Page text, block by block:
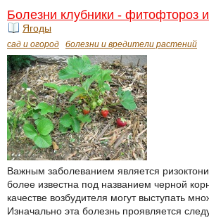
Болезни клубники - фитофтороз
Ягоды
сад и огород болезни и вредители растений
Важным заболеванием является
более известна под названием черной
качестве возбудителя могут выступать
Изначально эта болезнь проявляется